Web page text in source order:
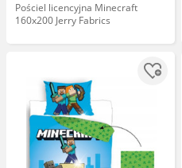
Pościel licencyjna Minecraft
160x200 Jerry Fabrics